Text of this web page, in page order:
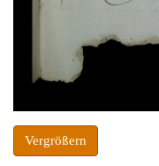
Vergrößern